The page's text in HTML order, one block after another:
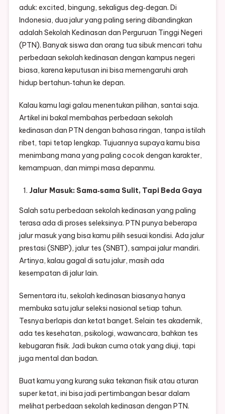
aduk: excited, bingung, sekaligus deg‑degan. Di
Indonesia, dua jalur yang paling sering dibandingkan
adalah Sekolah Kedinasan dan Perguruan Tinggi Negeri
(PTN). Banyak siswa dan orang tua sibuk mencari tahu
perbedaan sekolah kedinasan dengan kampus negeri
biasa, karena keputusan ini bisa memengaruhi arah
hidup bertahun‑tahun ke depan.
Kalau kamu lagi galau menentukan pilihan, santai saja.
Artikel ini bakal membahas perbedaan sekolah
kedinasan dan PTN dengan bahasa ringan, tanpa istilah
ribet, tapi tetap lengkap. Tujuannya supaya kamu bisa
menimbang mana yang paling cocok dengan karakter,
kemampuan, dan mimpi masa depanmu.
Jalur Masuk: Sama‑sama Sulit, Tapi Beda Gaya
Salah satu perbedaan sekolah kedinasan yang paling
terasa ada di proses seleksinya. PTN punya beberapa
jalur masuk yang bisa kamu pilih sesuai kondisi. Ada jalur
prestasi (SNBP), jalur tes (SNBT), sampai jalur mandiri.
Artinya, kalau gagal di satu jalur, masih ada
kesempatan di jalur lain.
Sementara itu, sekolah kedinasan biasanya hanya
membuka satu jalur seleksi nasional setiap tahun.
Tesnya berlapis dan ketat banget. Selain tes akademik,
ada tes kesehatan, psikologi, wawancara, bahkan tes
kebugaran fisik. Jadi bukan cuma otak yang diuji, tapi
juga mental dan badan.
Buat kamu yang kurang suka tekanan fisik atau aturan
super ketat, ini bisa jadi pertimbangan besar dalam
melihat perbedaan sekolah kedinasan dengan PTN.